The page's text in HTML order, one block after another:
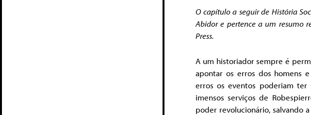
O capítulo a seguir de História
Abidor e pertence a um resumo
Press.
A um historiador sempre é
apontar os erros dos homens
erros os eventos poderiam ter
imensos serviços de
poder revolucionário, salvando